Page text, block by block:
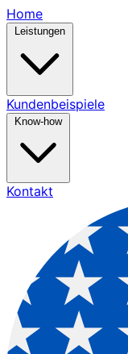
Home
Kundenbeispiele
Know-how
Kontakt